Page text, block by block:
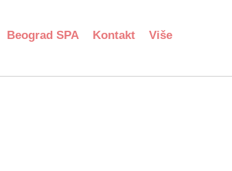
Beograd SPA Kontakt Više